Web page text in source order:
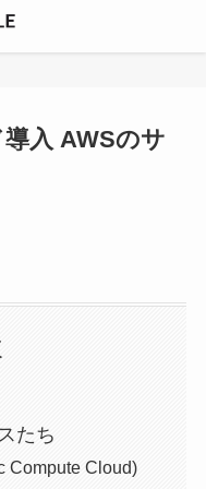
入 AWSのサ
たち
Compute Cloud)